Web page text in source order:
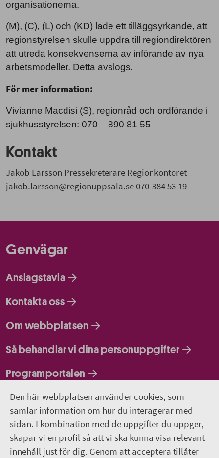
Den här webbplatsen använder cookies, som
samlar information om hur du interagerar med
sidan. I kombination med de uppgifter du uppger,
skapar vi en profil så att vi ska kunna visa relevant
innehåll just för dig. Genom att acceptera tillåter
organisationerna.
(M), (C), (L) och (KD) lade ett tilläggsyrkande, att
regionstyrelsen skulle uppdra till regiondirektören
att utreda konsekvenserna av införande av nya
arbetsmodeller. Detta avslogs.
För mer information:
Vivianne Macdisi (S), regionråd och ordförande i
sjukhusstyrelsen: 070 – 890 81 55
Kontakt
Jakob Larsson Pressekreterare Regionkontoret
jakob.larsson@regionuppsala.se 070-384 53 19
Genvägar
Anslagstavla
Kontakta oss
Om webbplatsen
Så behandlar vi dina personuppgifter
Programportalen
Följ oss
Lediga jobb